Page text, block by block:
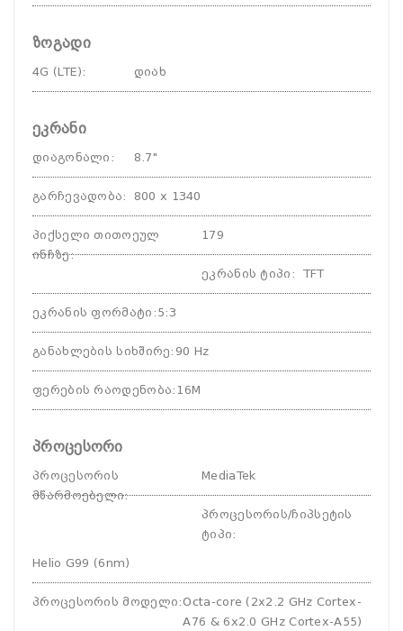
ზოგადი
4G (LTE): დიახ
ეკრანი
დიაგონალი : 8.7"
გარჩევადობა: 800 x 1340
პიქსელი თითოეულ
ინჩზე:
179
ეკრანის ტიპი : TFT
ეკრანის ფორმატი : 5:3
განახლების სიხშირე: 90 Hz
ფერების რაოდენობა: 16M
პროცესორი
პროცესორის
მწარმოებელი:
MediaTek
პროცესორის/ჩიპსეტის
ტიპი:
Helio G99 (6nm)
პროცესორის მოდელი:Octa-core (2x2.2 GHz Cortex-
A76 & 6x2.0 GHz Cortex-A55)